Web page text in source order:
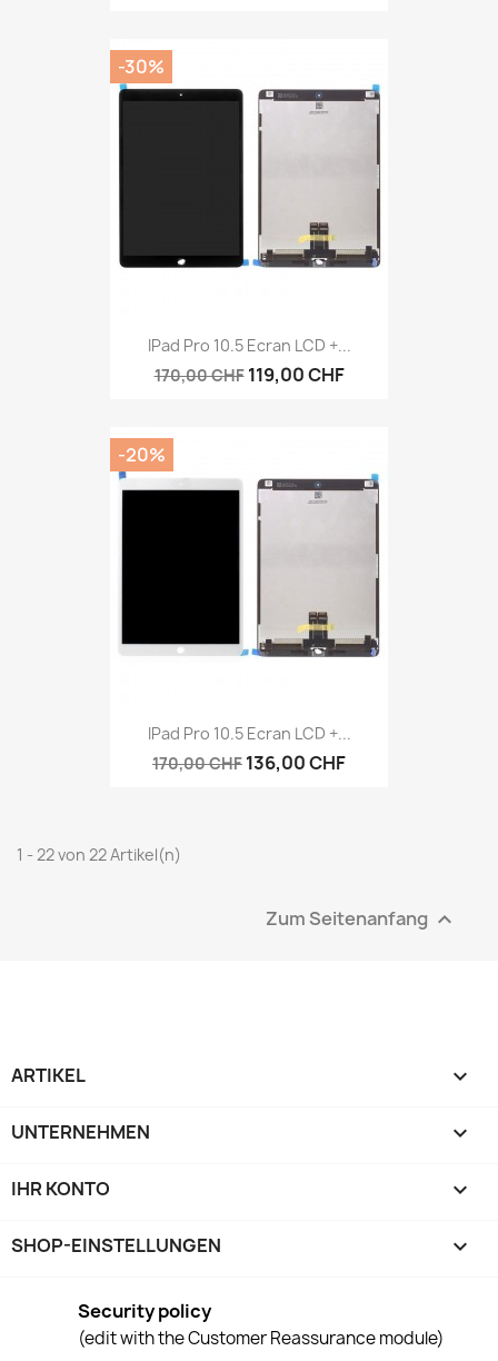
IPad Pro 10.5 Ecran LCD +...
170,00 CHF 119,00 CHF
-30%
IPad Pro 10.5 Ecran LCD +...
170,00 CHF 136,00 CHF
-20%
1 - 22 von 22 Artikel(n)
Zum Seitenanfang 
ARTIKEL 
UNTERNEHMEN 
IHR KONTO 
SHOP-EINSTELLUNGEN keyboard_arrow_down
Security policy
(edit with the Customer Reassurance module)